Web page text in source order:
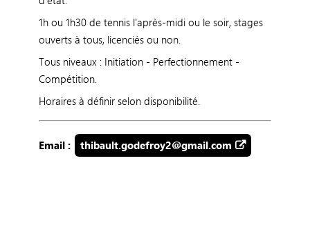
1h ou 1h30 de tennis l'après-midi ou le soir, stages
ouverts à tous, licenciés ou non.
Tous niveaux : Initiation - Perfectionnement -
Compétition.
Horaires à définir selon disponibilité.
Email : thibault.godefroy2@gmail.com